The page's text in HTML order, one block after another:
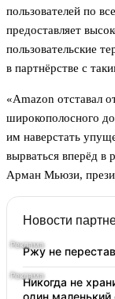
пользователей по
предоставляет
пользовательские
в партнёрстве с
«Amazon отставал
широкополосного
им наверстать
вырваться вперёд
Арман Мьюзи,
Новости
Ржу не
Никогда не